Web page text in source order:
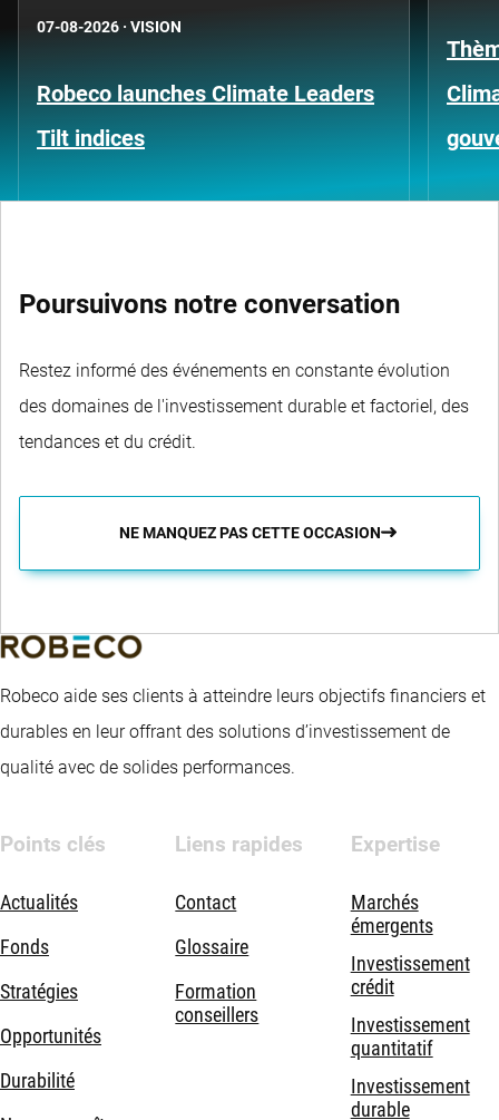
07-08-2026 · VISION
Robeco launches Climate Leaders
Tilt indices
Poursuivons notre conversation
Restez informé des événements en constante évolution
des domaines de l'investissement durable et factoriel, des
tendances et du crédit.
NE MANQUEZ PAS CETTE OCCASION
Robeco aide ses clients à atteindre leurs objectifs financiers et
durables en leur offrant des solutions d’investissement de
qualité avec de solides performances.
Points clés
Actualités
Fonds
Stratégies
Opportunités
Durabilité
Liens rapides
Contact
Glossaire
Formation
conseillers
Expertise
Marchés
émergents
Investissement
crédit
Investissement
quantitatif
Investissement
durable